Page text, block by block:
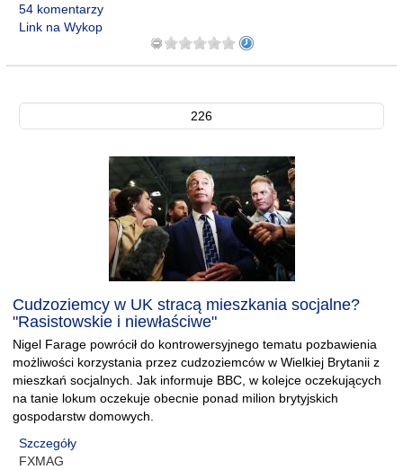
54 komentarzy
Link na Wykop
226
Cudzoziemcy w UK stracą mieszkania socjalne?
"Rasistowskie i niewłaściwe"
Nigel Farage powrócił do kontrowersyjnego tematu pozbawienia
możliwości korzystania przez cudzoziemców w Wielkiej Brytanii z
mieszkań socjalnych. Jak informuje BBC, w kolejce oczekujących
na tanie lokum oczekuje obecnie ponad milion brytyjskich
gospodarstw domowych.
Szczegóły
FXMAG